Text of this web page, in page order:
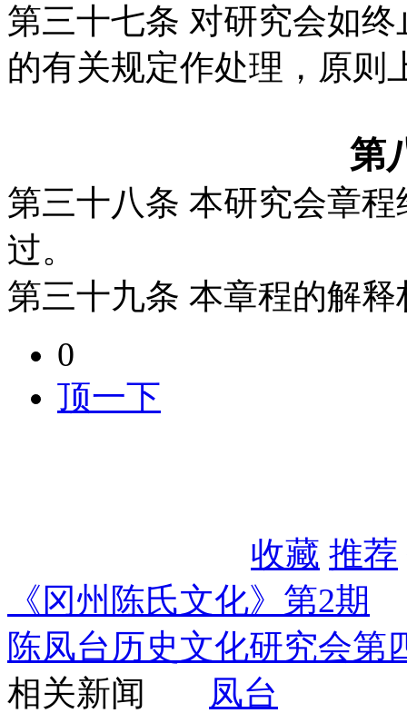
第三十七条 对研究会如
的有关规定作处理，原则
第
第三十八条 本研究会章
过。
第三十九条 本章程的解
0
顶一下
收藏 推荐
《冈州陈氏文化》第2期
陈凤台历史文化研究会第
相关新闻
凤台